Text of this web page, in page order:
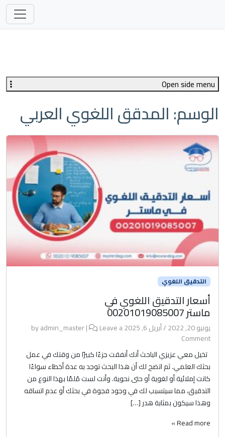
الوسم: المدقق اللغوي العربي
التدقيق اللغوي
أسعار التدقيق اللغوي في
ماستر 00201019085007
يونيو 20, 2022 /أبريل 6, 2025 admin_master|
Leave a
Comment
تخيل معي عزيزي الباحث أنك أنفقت جزءًا كبيرًا من وقتك في عمل
بحثك العلمي. ثم اتضح لك أن هذا البحث توجد به عدة أخطاء سواءًا
كانت إملائية أو لغوية أو حتى نحوية. وأنت لست مُلمًا بهذا النوع من
التدقيق، مما سيتسبب لك في وجود فجوة في بحثك أو عدم اتساقه
وهذا سيكون بمثابة هدر […]
Read more »
Open side menu